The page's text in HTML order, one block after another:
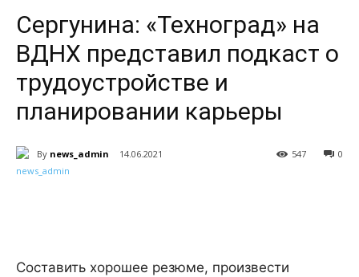
Сергунина: «Техноград» на
ВДНХ представил подкаст о
трудоустройстве и
планировании карьеры
By news_admin 14.06.2021 0
547
Составить хорошее резюме, произвести